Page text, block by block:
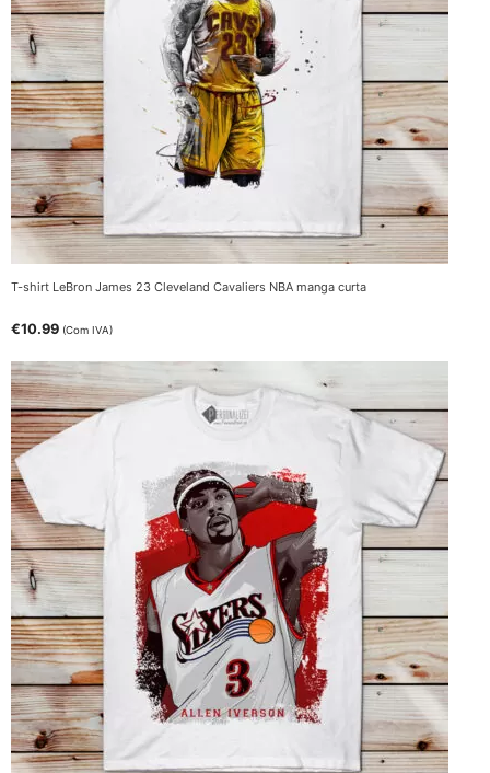
T-shirt LeBron James 23 Cleveland Cavaliers NBA manga curta
€10.99 (Com IVA)